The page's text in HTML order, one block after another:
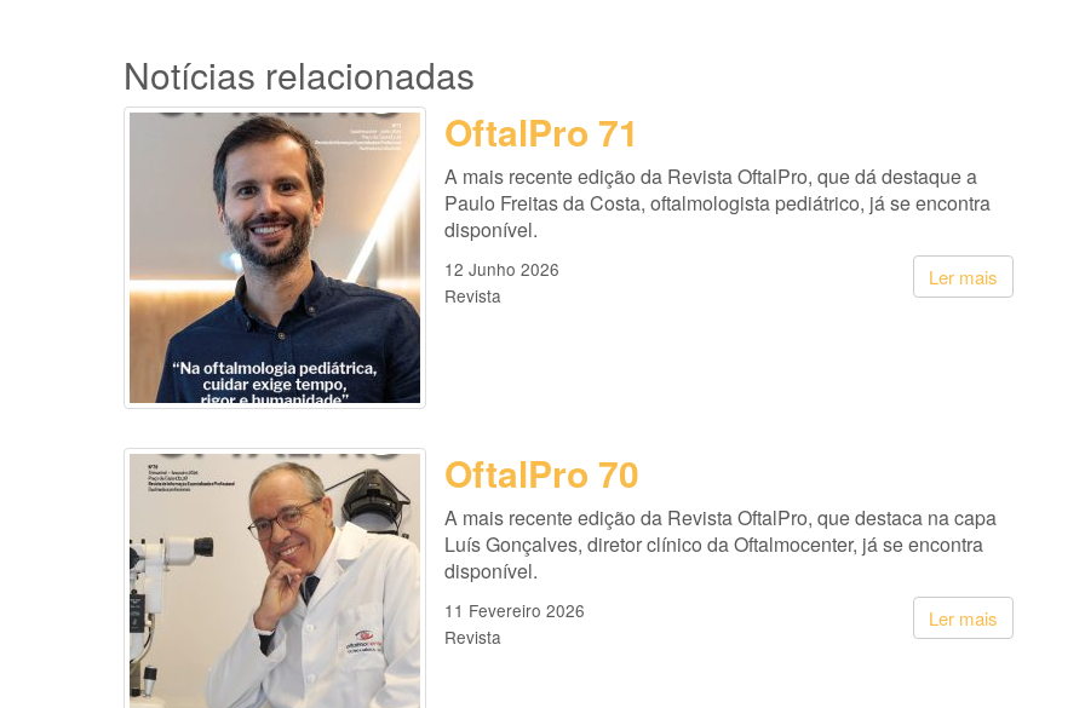
Notícias relacionadas
OftalPro 71
A mais recente edição da Revista OftalPro, que dá destaque a
Paulo Freitas da Costa, oftalmologista pediátrico, já se encontra
disponível.
Ler mais
12 Junho 2026
Revista
OftalPro 70
A mais recente edição da Revista OftalPro, que destaca na capa
Luís Gonçalves, diretor clínico da Oftalmocenter, já se encontra
disponível.
Ler mais
11 Fevereiro 2026
Revista